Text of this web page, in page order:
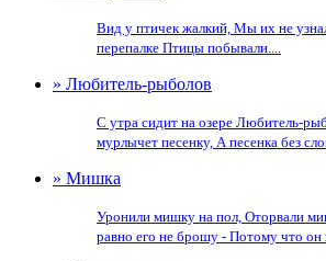
Вид у птичек жалкий, Мы их не
перепалке Птицы побывали....
» Любитель-рыболов
С утра сидит на озере Любитель-
мурлычет песенку, А песенка без
» Мишка
Уронили мишку на пол, Оторвали
равно его не брошу - Потому что